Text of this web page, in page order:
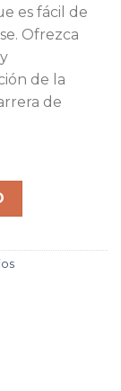
es fácil de
Ofrezca
de la
de
Dual Core